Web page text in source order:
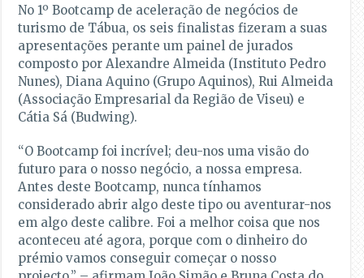
No 1º Bootcamp de aceleração de negócios de
turismo de Tábua, os seis finalistas fizeram a suas
apresentações perante um painel de jurados
composto por Alexandre Almeida (Instituto Pedro
Nunes), Diana Aquino (Grupo Aquinos), Rui Almeida
(Associação Empresarial da Região de Viseu) e
Cátia Sá (Budwing).
“O Bootcamp foi incrível; deu-nos uma visão do
futuro para o nosso negócio, a nossa empresa.
Antes deste Bootcamp, nunca tínhamos
considerado abrir algo deste tipo ou aventurar-nos
em algo deste calibre. Foi a melhor coisa que nos
aconteceu até agora, porque com o dinheiro do
prémio vamos conseguir começar o nosso